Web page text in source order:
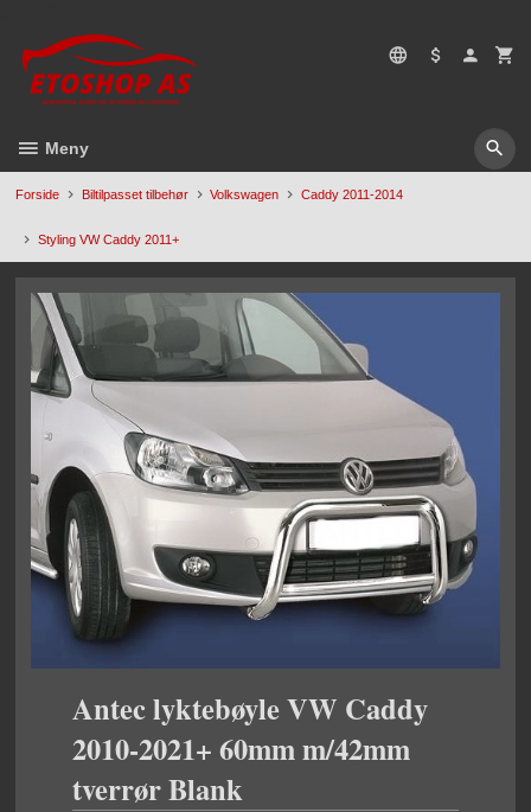
til
innholdet
Meny
Forside Biltilpasset tilbehør Volkswagen Caddy 2011-2014
Styling VW Caddy 2011+
Antec lyktebøyle VW Caddy
2010-2021+ 60mm m/42mm
tverrør Blank